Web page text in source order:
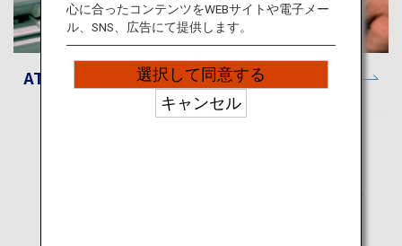
ATM
心に合ったコンテンツをWEBサイトや電子メー
ル、SNS、広告にて提供します。
選択して同意する
キャンセル